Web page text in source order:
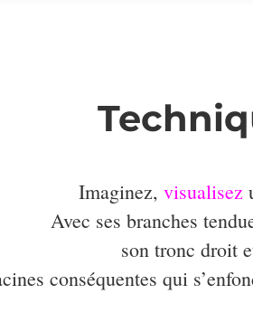
Imaginez, visualisez
Avec ses branches
son tronc droit
conséquentes qui